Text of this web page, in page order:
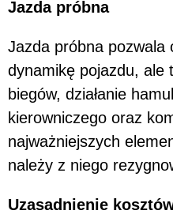
Jazda próbna
Jazda próbna pozwala
dynamikę pojazdu, ale
biegów, działanie
kierowniczego oraz
najważniejszych
należy z niego
Uzasadnienie